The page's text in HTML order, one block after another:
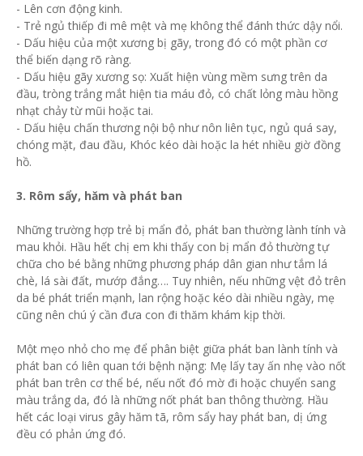
- Lên cơn động kinh.
- Trẻ ngủ thiếp đi mê mệt và mẹ không thể đánh thức dậy nổi.
- Dấu hiệu của một xương bị gãy, trong đó có một phần cơ
thể biến dạng rõ ràng.
- Dấu hiệu gãy xương sọ: Xuất hiện vùng mềm sưng trên da
đầu, tròng trắng mắt hiện tia máu đỏ, có chất lỏng màu hồng
nhạt chảy từ mũi hoặc tai.
- Dấu hiệu chấn thương nội bộ như nôn liên tục, ngủ quá say,
chóng mặt, đau đầu, Khóc kéo dài hoặc la hét nhiều giờ đồng
hồ.
3. Rôm sẩy, hăm và phát ban
Những trường hợp trẻ bị mẩn đỏ, phát ban thường lành tính và
mau khỏi. Hầu hết chị em khi thấy con bị mẩn đỏ thường tự
chữa cho bé bằng những phương pháp dân gian như tắm lá
chè, lá sài đất, mướp đắng…. Tuy nhiên, nếu những vệt đỏ trên
da bé phát triển mạnh, lan rộng hoặc kéo dài nhiều ngày, mẹ
cũng nên chú ý cần đưa con đi thăm khám kịp thời.
Một mẹo nhỏ cho mẹ để phân biệt giữa phát ban lành tính và
phát ban có liên quan tới bệnh nặng: Mẹ lấy tay ấn nhẹ vào nốt
phát ban trên cơ thể bé, nếu nốt đó mờ đi hoặc chuyển sang
màu trắng da, đó là những nốt phát ban thông thường. Hầu
hết các loại virus gây hăm tã, rôm sẩy hay phát ban, dị ứng
đều có phản ứng đó.